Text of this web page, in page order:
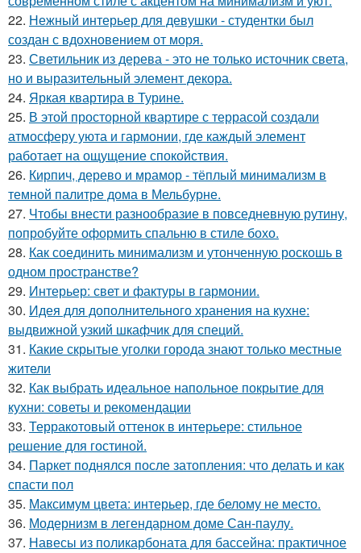
22. Нежный интерьер для девушки - студентки был
создан с вдохновением от моря.
23. Светильник из дерева - это не только источник света,
но и выразительный элемент декора.
24. Яркая квартира в Турине.
25. В этой просторной квартире с террасой создали
атмосферу уюта и гармонии, где каждый элемент
работает на ощущение спокойствия.
26. Кирпич, дерево и мрамор - тёплый минимализм в
темной палитре дома в Мельбурне.
27. Чтобы внести разнообразие в повседневную рутину,
попробуйте оформить спальню в стиле бохо.
28. Как соединить минимализм и утонченную роскошь в
одном пространстве?
29. Интерьер: свет и фактуры в гармонии.
30. Идея для дополнительного хранения на кухне:
выдвижной узкий шкафчик для специй.
31. Какие скрытые уголки города знают только местные
жители
32. Как выбрать идеальное напольное покрытие для
кухни: советы и рекомендации
33. Терракотовый оттенок в интерьере: стильное
решение для гостиной.
34. Паркет поднялся после затопления: что делать и как
спасти пол
35. Максимум цвета: интерьер, где белому не место.
36. Модернизм в легендарном доме Сан-паулу.
37. Навесы из поликарбоната для бассейна: практичное